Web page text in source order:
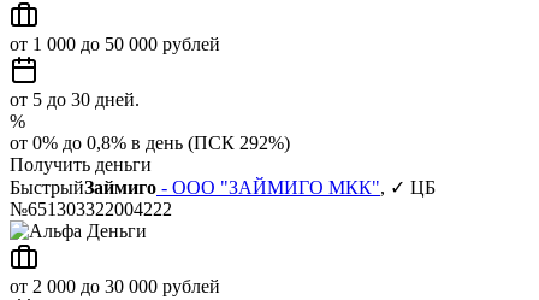
от 1 000 до 50 000 рублей
от 5 до 30 дней.
%
от 0% до 0,8% в день (ПСК 292%)
Получить деньги
БыстрыйЗаймиго - ООО "ЗАЙМИГО МКК", ✓ ЦБ
№651303322004222
от 2 000 до 30 000 рублей